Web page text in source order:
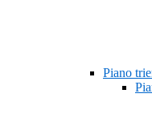
Piano